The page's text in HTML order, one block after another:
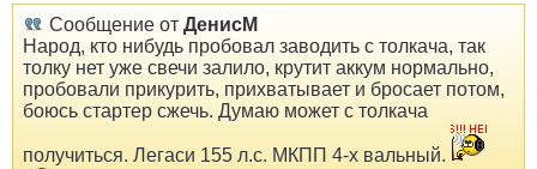
Сообщение от ДенисМ
Народ, кто нибудь пробовал заводить с толкача, так
толку нет уже свечи залило, крутит аккум нормально,
пробовали прикурить, прихватывает и бросает потом,
боюсь стартер сжечь. Думаю может с толкача
получиться. Легаси 155 л.с. МКПП 4-х вальный.